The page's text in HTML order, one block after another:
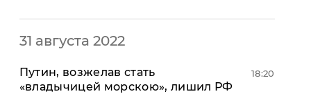
31 августа 2022
​Путин, возжелав стать
«владычицей морскою», лишил РФ
18:20